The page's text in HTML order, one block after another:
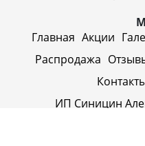
Главная Акции
Распродажа
ИП Синицин